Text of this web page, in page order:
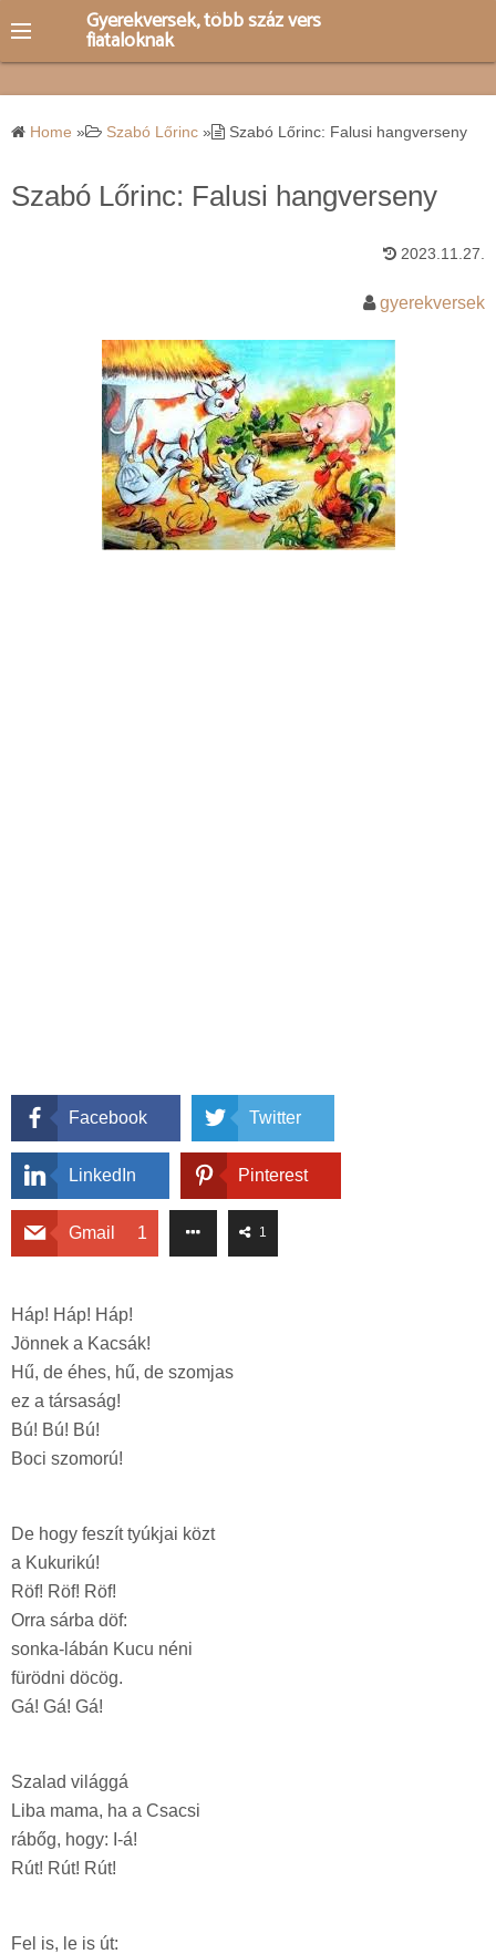
i
p
Gyerekversek, több száz vers
fiataloknak
Home » Szabó Lőrinc » Szabó Lőrinc: Falusi hangverseny
Szabó Lőrinc: Falusi hangverseny
2023.11.27.
gyerekversek
Facebook Twitter
LinkedIn Pinterest
Gmail 1 1
Háp! Háp! Háp!
Jönnek a Kacsák!
Hű, de éhes, hű, de szomjas
ez a társaság!
Bú! Bú! Bú!
Boci szomorú!
De hogy feszít tyúkjai közt
a Kukurikú!
Röf! Röf! Röf!
Orra sárba döf:
sonka-lábán Kucu néni
fürödni döcög.
Gá! Gá! Gá!
Szalad világgá
Liba mama, ha a Csacsi
rábőg, hogy: I-á!
Rút! Rút! Rút!
Fel is, le is út: